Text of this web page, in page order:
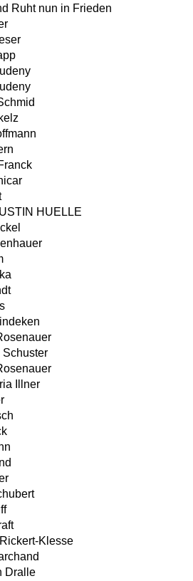
Ruht nun in Frieden
HUELLE
Schuster
Illner
Klesse
Dralle